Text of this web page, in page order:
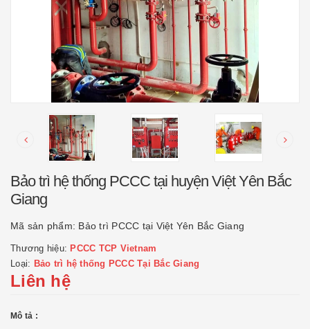
Bảo trì hệ thống PCCC tại huyện Việt Yên Bắc
Giang
Mã sản phẩm: Bảo trì PCCC tại Việt Yên Bắc Giang
Thương hiệu: PCCC TCP Vietnam
Loại: Bảo trì hệ thống PCCC Tại Bắc Giang
Liên hệ
Mô tả :